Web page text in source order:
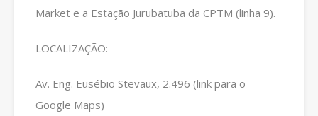
Market e a Estação Jurubatuba da CPTM (linha 9).
LOCALIZAÇÃO:
Av. Eng. Eusébio Stevaux, 2.496 (link para o
Google Maps)